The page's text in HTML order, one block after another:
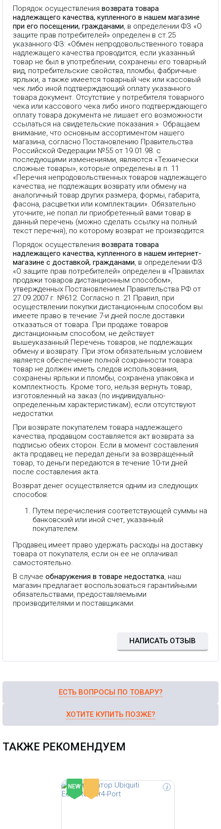
Порядок осуществления возврата товара
надлежащего качества, купленного в нашем магазине
при его посещении, гражданами, в определении ФЗ «О
защите прав потребителей» определен в ст.25
указанного ФЗ: «Обмен непродовольственного товара
надлежащего качества проводится, если указанный
товар не был в употреблении, сохранены его товарный
вид, потребительские свойства, пломбы, фабричные
ярлыки, а также имеется товарный чек или кассовый
чек либо иной подтверждающий оплату указанного
товара документ. Отсутствие у потребителя товарного
чека или кассового чека либо иного подтверждающего
оплату товара документа не лишает его возможности
ссылаться на свидетельские показания.» Обращаем
внимание, что основным ассортиментом нашего
магазина, согласно Постановлению Правительства
Российской Федерации №55 от 19.01.98. с
последующими изменениями, являются «Технически
сложные товары», которые определены в п. 11
«Перечня непродовольственных товаров надлежащего
качества, не подлежащих возврату или обмену на
аналогичный товар других размера, формы, габарита,
фасона, расцветки или комплектации». Обязательно
уточните, не попал ли приобретенный вами товар в
данный перечень (можно сделать ссылку на полный
текст перечня), по которому возврат не производится.
Порядок осуществления возврата товара
надлежащего качества, купленного в нашем интернет-
магазине с доставкой, гражданами, в определении ФЗ
«О защите прав потребителей» определен в «Правилах
продажи товаров дистанционным способом»,
утвержденных Постановлением Правительства РФ от
27.09.2007 г. №612. Согласно п. 21 Правил, при
осуществлении покупки дистанционным способом вы
имеете право в течение 7-и дней после доставки
отказаться от товара. При продаже товаров
дистанционным способом, не действует
вышеуказанный Перечень товаров, не подлежащих
обмену и возврату. При этом обязательным условием
является обеспечение полной сохранности товара:
товар не должен иметь следов использования,
сохранены ярлыки и пломбы, сохранена упаковка и
комплектность. Кроме того, нельзя вернуть товар,
изготовленный на заказ (по индивидуально-
определенным характеристикам), если отсутствуют
недостатки.
При возврате покупателем товара надлежащего
качества, продавцом составляется акт возврата за
подписью обеих сторон. Если в момент составления
акта продавец не передал деньги за возвращенный
товар, то деньги передаются в течение 10-ти дней
после составления акта.
Возврат денег осуществляется одним из следующих
способов:
Путем перечисления соответствующей суммы на
банковский или иной счет, указанный
покупателем.
Продавец имеет право удержать расходы на доставку
товара от покупателя, если он ее не оплачивал
самостоятельно.
В случае обнаружения в товаре недостатка, наш
магазин предлагает воспользоваться гарантийными
обязательствами, предоставляемыми
производителями и поставщиками.
НАПИСАТЬ ОТЗЫВ
ЕСТЬ ВОПРОСЫ ПО ТОВАРУ?
ХОТИТЕ КУПИТЬ ПОЗЖЕ?
ТАКЖЕ РЕКОМЕНДУЕМ
NEW i
Коммутатор EdgeRouter 4
предназначен для обслуживания
отказоустойчивостью делает ее
оптимальным решением для
многих проектов.